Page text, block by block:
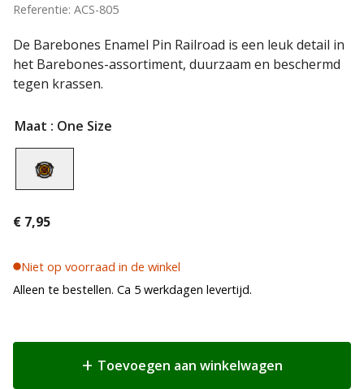
Referentie: ACS-805
De Barebones Enamel Pin Railroad is een leuk detail in
het Barebones-assortiment, duurzaam en beschermd
tegen krassen.
Maat : One Size
€ 7,95
Niet op voorraad in de winkel
Alleen te bestellen. Ca 5 werkdagen levertijd.
Toevoegen aan winkelwagen